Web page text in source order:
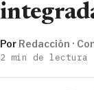
Por Redacción ·
2 min de lectura